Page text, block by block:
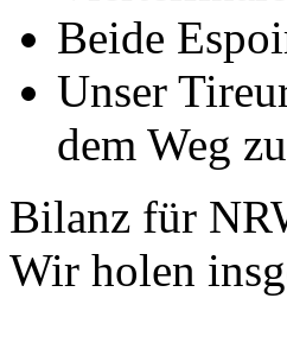
Beide
Unser
dem Weg
Bilanz für
Wir holen